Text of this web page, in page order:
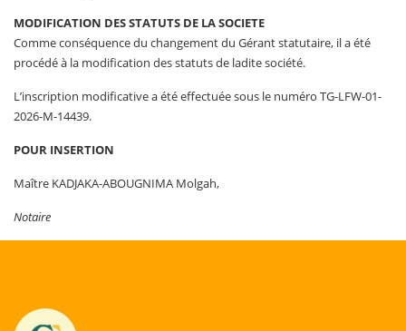
MODIFICATION DES STATUTS DE LA SOCIETE
Comme conséquence du changement du Gérant statutaire, il a été
procédé à la modification des statuts de ladite société.
L’inscription modificative a été effectuée sous le numéro TG-LFW-01-
2026-M-14439.
POUR INSERTION
Maître KADJAKA-ABOUGNIMA Molgah,
Notaire